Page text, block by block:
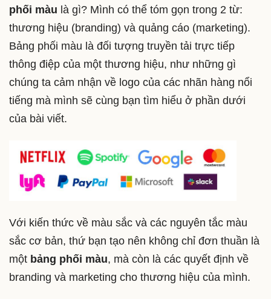
phối màu là gì? Mình có thể tóm gọn trong 2 từ:
thương hiệu (branding) và quảng cáo (marketing).
Bảng phối màu là đối tượng truyền tải trực tiếp
thông điệp của một thương hiệu, như những gì
chúng ta cảm nhận về logo của các nhãn hàng nổi
tiếng mà mình sẽ cùng bạn tìm hiểu ở phần dưới
của bài viết.
Với kiến thức về màu sắc và các nguyên tắc màu
sắc cơ bản, thứ bạn tạo nên không chỉ đơn thuần là
một bảng phối màu, mà còn là các quyết định về
branding và marketing cho thương hiệu của mình.